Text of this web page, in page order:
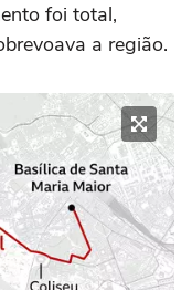
foi total,
a região.